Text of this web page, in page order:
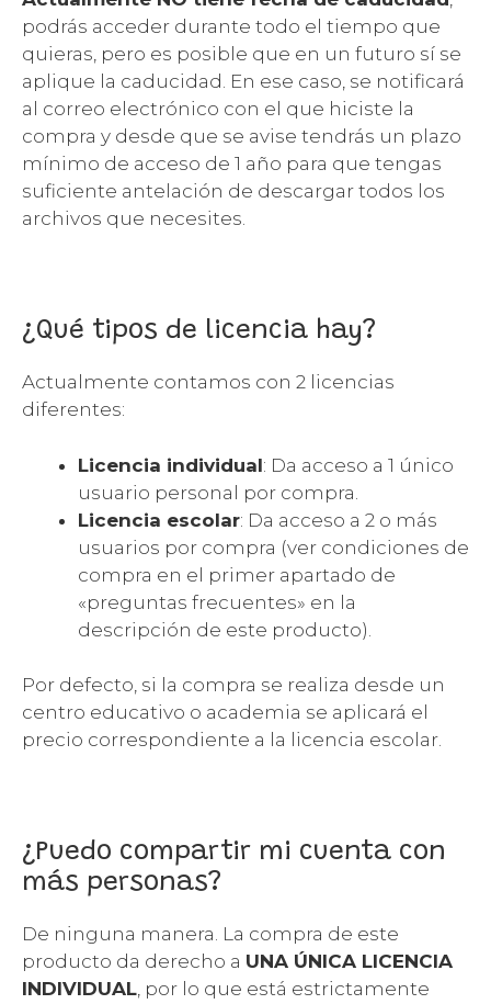
podrás acceder durante todo el tiempo que
quieras, pero es posible que en un futuro sí se
aplique la caducidad. En ese caso, se notificará
al correo electrónico con el que hiciste la
compra y desde que se avise tendrás un plazo
mínimo de acceso de 1 año para que tengas
suficiente antelación de descargar todos los
archivos que necesites.
¿Qué tipos de licencia hay?
Actualmente contamos con 2 licencias
diferentes:
Licencia individual: Da acceso a 1 único
usuario personal por compra.
Licencia escolar: Da acceso a 2 o más
usuarios por compra (ver condiciones de
compra en el primer apartado de
«preguntas frecuentes» en la
descripción de este producto).
Por defecto, si la compra se realiza desde un
centro educativo o academia se aplicará el
precio correspondiente a la licencia escolar.
¿Puedo compartir mi cuenta con
más personas?
De ninguna manera. La compra de este
producto da derecho a UNA ÚNICA LICENCIA
INDIVIDUAL, por lo que está estrictamente